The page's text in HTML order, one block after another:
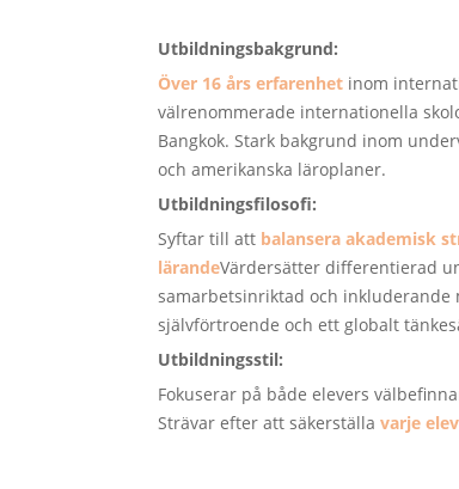
Utbildningsbakgrund:
Över 16 års erfarenhet inom
välrenommerade internationella
Bangkok. Stark bakgrund inom
och amerikanska läroplaner.
Utbildningsfilosofi:
Syftar till att balansera akademisk
lärandeVärdersätter differentierad
samarbetsinriktad och
självförtroende och ett globalt
Utbildningsstil:
Fokuserar på både elevers
Strävar efter att säkerställa varje